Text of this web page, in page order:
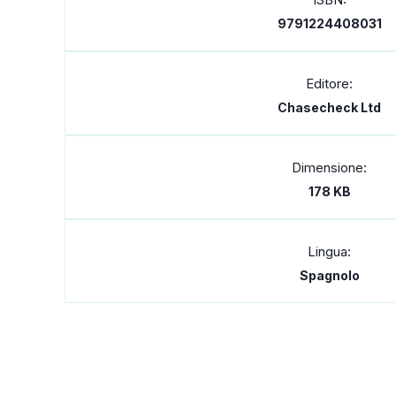
9791224408031
Editore:
Chasecheck Ltd
Dimensione:
178 KB
Lingua:
Spagnolo